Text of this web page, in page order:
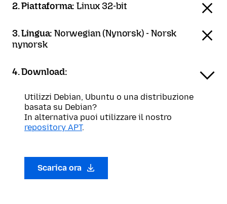
2. Piattaforma:Linux 32-bit
3. Lingua:Norwegian (Nynorsk) - Norsk
nynorsk
4. Download:
Utilizzi Debian, Ubuntu o una distribuzione
basata su Debian?
In alternativa puoi utilizzare il nostro
repository APT.
Scarica ora